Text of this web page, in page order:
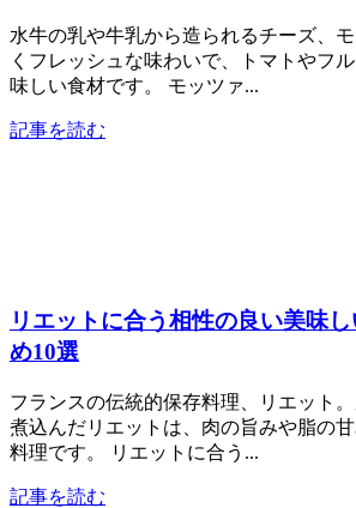
水牛の乳や牛乳から造られるチーズ、
くフレッシュな味わいで、トマトやフ
味しい食材です。 モッツァ...
記事を読む
リエットに合う相性の良い美味
め10選
フランスの伝統的保存料理、リエット
煮込んだリエットは、肉の旨みや脂の
料理です。 リエットに合う...
記事を読む